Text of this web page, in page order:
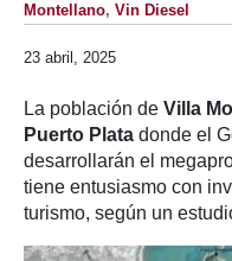
Montellano, Vin Diesel
23 abril, 2025
La población de Villa
Puerto Plata donde el
desarrollarán el
tiene entusiasmo con
turismo, según un